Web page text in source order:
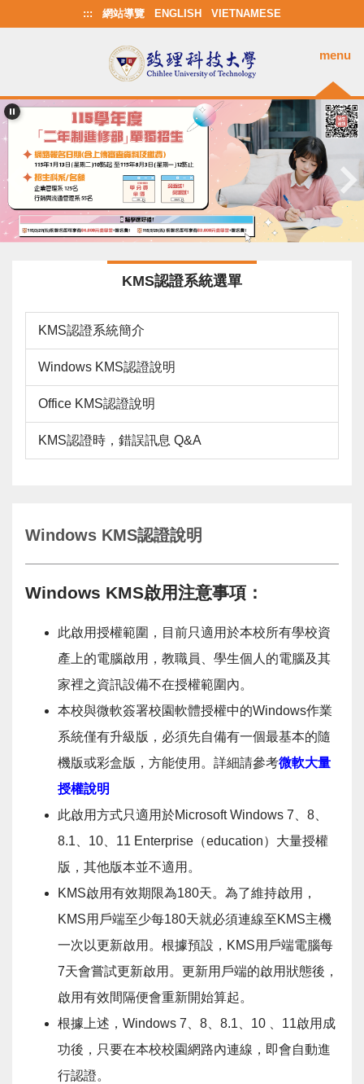
到
容
::: 網站導覽 ENGLISH VIETNAMESE
menu
KMS認證系統選單
KMS認證系統簡介
Windows KMS認證說明
Office KMS認證說明
KMS認證時，錯誤訊息 Q&A
Windows KMS認證說明
Windows KMS啟用注意事項 ：
此啟用授權範圍，目前只適用於本校所有學校資
產上的電腦啟用，教職員、學生個人的電腦及其
家裡之資訊設備不在授權範圍內。
本校與微軟簽署校園軟體授權中的Windows作業
系統僅有升級版，必須先自備有一個最基本的隨
機版或彩盒版，方能使用。詳細請參考微軟大量
授權說明
此啟用方式只適用於Microsoft Windows 7、8、
8.1、10、11 Enterprise（education）大量授權
版，其他版本並不適用。
KMS啟用有效期限為180天。為了維持啟用，
KMS用戶端至少每180天就必須連線至KMS主機
一次以更新啟用。根據預設，KMS用戶端電腦每
7天會嘗試更新啟用。更新用戶端的啟用狀態後，
啟用有效間隔便會重新開始算起。
根據上述，Windows 7、8、8.1、10 、11啟用成
功後，只要在本校校園網路內連線，即會自動進
行認證。